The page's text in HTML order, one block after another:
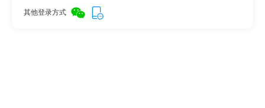
其他登录方式